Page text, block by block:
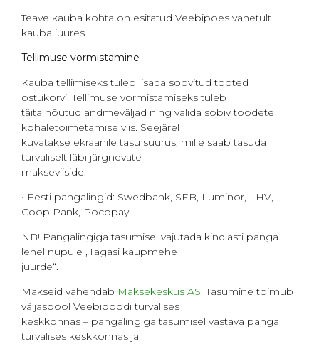
Teave kauba kohta on esitatud Veebipoes vahetult
kauba juures.
Tellimuse vormistamine
Kauba tellimiseks tuleb lisada soovitud tooted
ostukorvi. Tellimuse vormistamiseks tuleb
täita nõutud andmeväljad ning valida sobiv toodete
kohaletoimetamise viis. Seejärel
kuvatakse ekraanile tasu suurus, mille saab tasuda
turvaliselt läbi järgnevate
makseviiside:
• Eesti pangalingid: Swedbank, SEB, Luminor, LHV,
Coop Pank, Pocopay
NB! Pangalingiga tasumisel vajutada kindlasti panga
lehel nupule „Tagasi kaupmehe
juurde“.
Makseid vahendab Maksekeskus AS. Tasumine toimub
väljaspool Veebipoodi turvalises
keskkonnas – pangalingiga tasumisel vastava panga
turvalises keskkonnas ja